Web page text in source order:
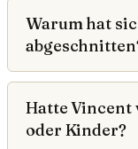
Warum hat
Hatte Vincent
oder Kinder?